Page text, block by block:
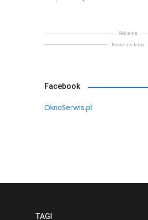
Reklama
Koniec reklamy
Facebook
OknoSerwis.pl
TAGI